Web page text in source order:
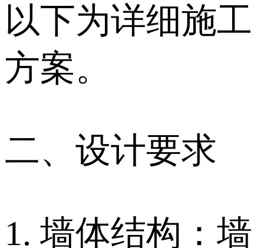
以下为详细施工
方案。
二、设计要求
1. 墙体结构：墙